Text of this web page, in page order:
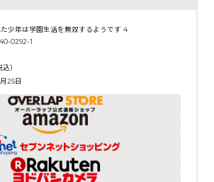
少年は学園生活を無双するようです 4
0292-1
）
25日